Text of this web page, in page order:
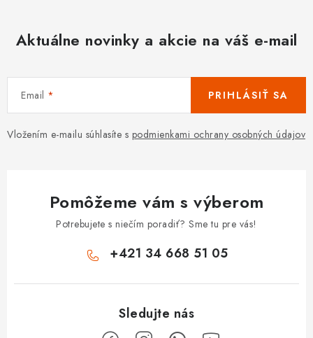
Aktuálne novinky a akcie na váš e-mail
Email
Vložením e-mailu súhlasíte s podmienkami ochrany osobných údajov
PRIHLÁSIŤ SA
Pomôžeme vám s výberom
Potrebujete s niečím poradiť? Sme tu pre vás!
+421 34 668 51 05